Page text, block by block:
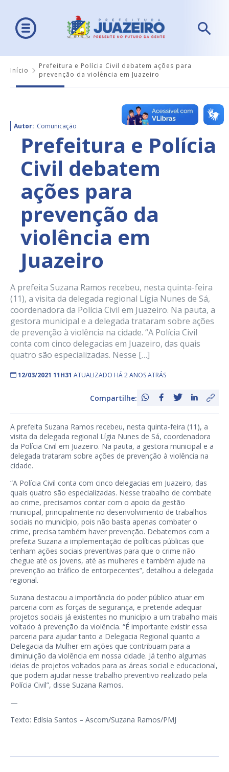
Início
Prefeitura e Polícia Civil debatem ações para
prevenção da violência em Juazeiro
Autor: Comunicação
Prefeitura e Polícia
Civil debatem
ações para
prevenção da
violência em
Juazeiro
A prefeita Suzana Ramos recebeu, nesta quinta-feira
(11), a visita da delegada regional Lígia Nunes de Sá,
coordenadora da Polícia Civil em Juazeiro. Na pauta, a
gestora municipal e a delegada trataram sobre ações
de prevenção à violência na cidade. “A Polícia Civil
conta com cinco delegacias em Juazeiro, das quais
quatro são especializadas. Nesse […]
12/03/2021 11H31 ATUALIZADO HÁ 2 ANOS ATRÁS
Compartilhe:
A prefeita Suzana Ramos recebeu, nesta quinta-feira (11), a
visita da delegada regional Lígia Nunes de Sá, coordenadora
da Polícia Civil em Juazeiro. Na pauta, a gestora municipal e a
delegada trataram sobre ações de prevenção à violência na
cidade.
“A Polícia Civil conta com cinco delegacias em Juazeiro, das
quais quatro são especializadas. Nesse trabalho de combate
ao crime, precisamos contar com o apoio da gestão
municipal, principalmente no desenvolvimento de trabalhos
sociais no município, pois não basta apenas combater o
crime, precisa também haver prevenção. Debatemos com a
prefeita Suzana a implementação de políticas públicas que
tenham ações sociais preventivas para que o crime não
chegue até os jovens, até as mulheres e também ajude na
prevenção ao tráfico de entorpecentes”, detalhou a delegada
regional.
Suzana destacou a importância do poder público atuar em
parceria com as forças de segurança, e pretende adequar
projetos sociais já existentes no município a um trabalho mais
voltado à prevenção da violência. “É importante existir essa
parceria para ajudar tanto a Delegacia Regional quanto a
Delegacia da Mulher em ações que contribuam para a
diminuição da violência em nossa cidade. Já tenho algumas
ideias de projetos voltados para as áreas social e educacional,
que podem ajudar nesse trabalho preventivo realizado pela
Polícia Civil”, disse Suzana Ramos.
—
Texto: Edísia Santos – Ascom/Suzana Ramos/PMJ